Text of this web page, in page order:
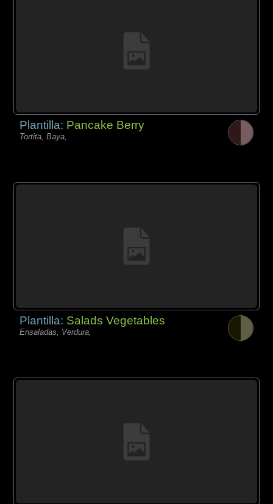
Plantilla: Pancake Berry
Tortita, Baya,
Plantilla: Salads Vegetables
Ensaladas, Verdura,